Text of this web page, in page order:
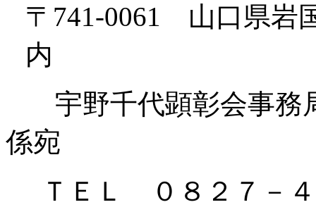
〒 741-0061 山口県岩
内
宇野千代顕彰会事
係宛
ＴＥＬ ０８２７－